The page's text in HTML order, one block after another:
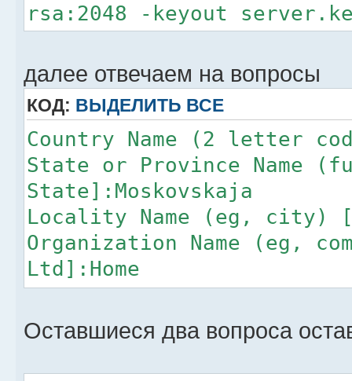
rsa:2048 -keyout
далее отвечаем на вопросы
КОД: ВЫДЕЛИТЬ ВСЕ
Country Name (2 letter
State or Province Name
State]:Moskovskaja
Locality Name (eg, city)
Organization Name (eg,
Ltd]:Home
Organizational Unit
Common Name (e.g. server
[]:pma.serg.ru.
Email Address
Оставшиеся два вопроса